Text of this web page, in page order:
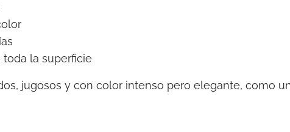
la superficie
jugosos y con color intenso pero elegante, como